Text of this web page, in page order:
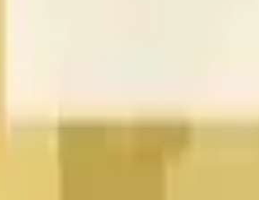
zu handeln, entscheiden Sie, ob
Sie glauben, der Schlusskurs
Liegt Ihr Ergebnis bei der
- May 18, 9PM ET"?
aufgelöst. Das endgültige Ergebnis